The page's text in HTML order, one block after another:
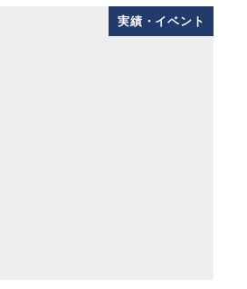
実績・イベント